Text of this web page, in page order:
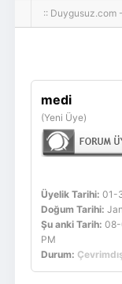
hoş geldin
:: Duygusuz.com
medi
(Yeni Üye)
Üyelik Tarihi: 01-
Doğum Tarihi:
Şu anki Tarih:
PM
Durum: